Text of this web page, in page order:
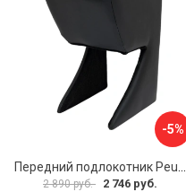
-5%
Передний подлокотник Peugeot 107 2006-2011 AVTOLIDER1 PP-Peugeot-107-01
2 890 руб. 2 746 руб.